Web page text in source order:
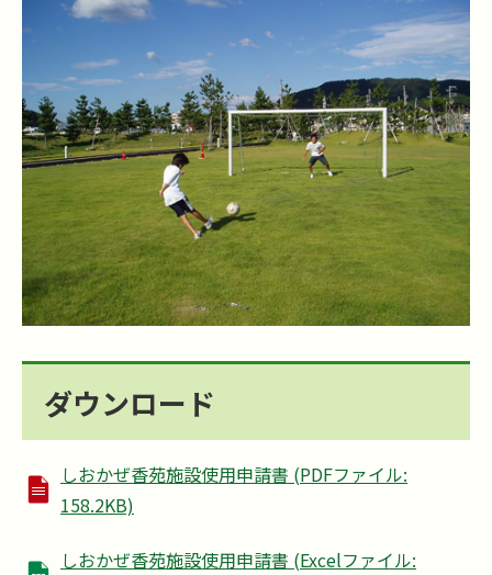
ダウンロード
しおかぜ香苑施設使用申請書 (PDFファイル:
158.2KB)
しおかぜ香苑施設使用申請書 (Excelファイル: